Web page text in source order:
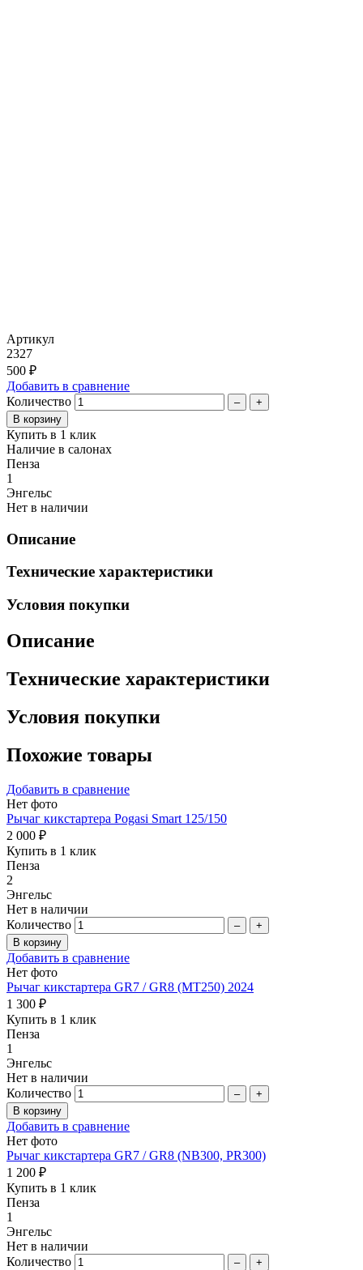
Артикул
2327
500 ₽
Добавить в сравнение
Количество
– +
Купить в 1 клик
Наличие в салонах
Пенза
1
Энгельс
Нет в наличии
Описание
Технические характеристики
Условия покупки
Описание
Технические характеристики
Условия покупки
Похожие товары
Добавить в сравнение
Нет фото
Рычаг кикстартера Pogasi Smart 125/150
2 000 ₽
Купить в 1 клик
Пенза
2
Энгельс
Нет в наличии
Количество
– +
Добавить в сравнение
Нет фото
Рычаг кикстартера GR7 / GR8 (MT250) 2024
1 300 ₽
Купить в 1 клик
Пенза
1
Энгельс
Нет в наличии
Количество
– +
Добавить в сравнение
Нет фото
Рычаг кикстартера GR7 / GR8 (NB300, PR300)
1 200 ₽
Купить в 1 клик
Пенза
1
Энгельс
Нет в наличии
Количество
– +